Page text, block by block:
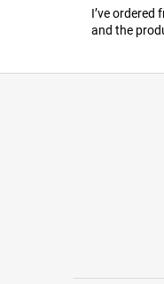
I’ve ordered
and the